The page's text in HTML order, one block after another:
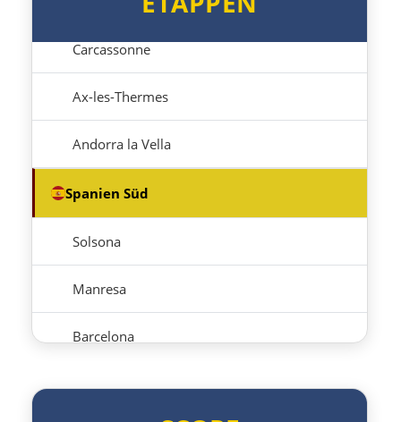
Carcassonne
Ax-les-Thermes
Andorra la Vella
Spanien Süd
Solsona
Manresa
Barcelona